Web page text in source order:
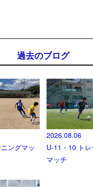
過去のブログ
ングマッ
2026.08.06
U-11・10 ト
マッチ